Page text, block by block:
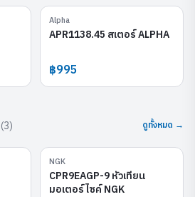
Alpha
APR1138.45 สเตอร์ ALPHA
฿995
(3) ดูทั้งหมด →
NGK
CPR9EAGP-9 หัวเทียน
มอเตอร์ไซค์ NGK